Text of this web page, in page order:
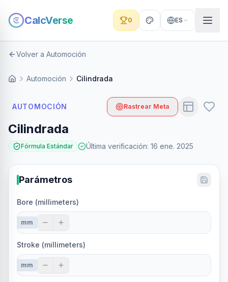
CalcVerse 0 ES
Volver a Automoción
Automoción Cilindrada
AUTOMOCIÓN Rastrear Meta
Cilindrada
Fórmula Estándar Última verificación: 16 ene. 2025
Parámetros
Bore (millimeters)
mm
Stroke (millimeters)
mm